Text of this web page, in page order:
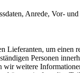
Anrede, Vor-
Lieferanten, um einen
Personen
weitere